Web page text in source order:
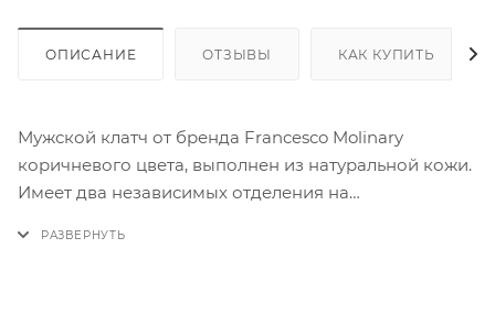
ОПИСАНИЕ ОТЗЫВЫ КАК КУПИТЬ
Мужской клатч от бренда Francesco Molinary
коричневого цвета, выполнен из натуральной кожи.
Имеет два независимых отделения на